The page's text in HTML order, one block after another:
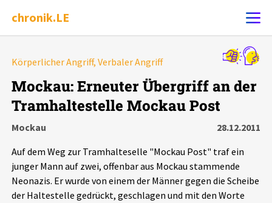
chronik.LE
Ereignis melden
Chronik
Leipziger Zustände
Körperlicher Angriff, Verbaler Angriff
Mockau: Erneuter Übergriff an der
Tramhaltestelle Mockau Post
Mockau
28.12.2011
Auf dem Weg zur Tramhalteselle "Mockau Post" traf ein
junger Mann auf zwei, offenbar aus Mockau stammende
Neonazis. Er wurde von einem der Männer gegen die Scheibe
der Haltestelle gedrückt, geschlagen und mit den Worte
Alle Ereignisse
Ereignisse
Ereignisse Statistik